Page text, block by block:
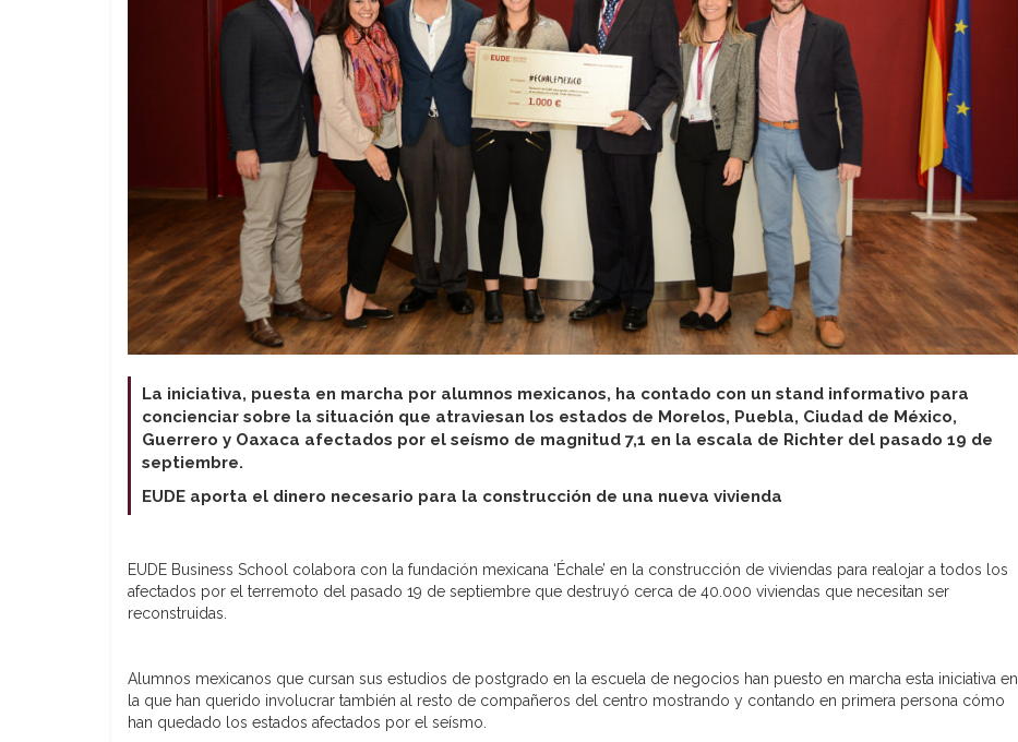
La iniciativa, puesta en marcha por alumnos mexicanos, ha contado con un stand informativo para
concienciar sobre la situación que atraviesan los estados de Morelos, Puebla, Ciudad de México,
Guerrero y Oaxaca afectados por el seísmo de magnitud 7,1 en la escala de Richter del pasado 19 de
septiembre.
EUDE aporta el dinero necesario para la construcción de una nueva vivienda
EUDE Business School colabora con la fundación mexicana ‘Échale’ en la construcción de viviendas para realojar a todos los
afectados por el terremoto del pasado 19 de septiembre que destruyó cerca de 40.000 viviendas que necesitan ser
reconstruidas.
Alumnos mexicanos que cursan sus estudios de postgrado en la escuela de negocios han puesto en marcha esta iniciativa en
la que han querido involucrar también al resto de compañeros del centro mostrando y contando en primera persona cómo
han quedado los estados afectados por el seísmo.